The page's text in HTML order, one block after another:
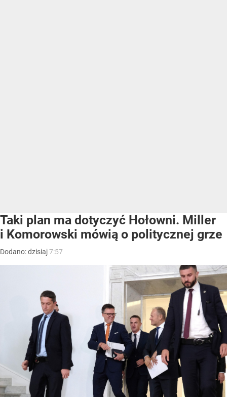
Taki plan ma dotyczyć Hołowni. Miller
i Komorowski mówią o politycznej grze
Dodano:dzisiaj7:57